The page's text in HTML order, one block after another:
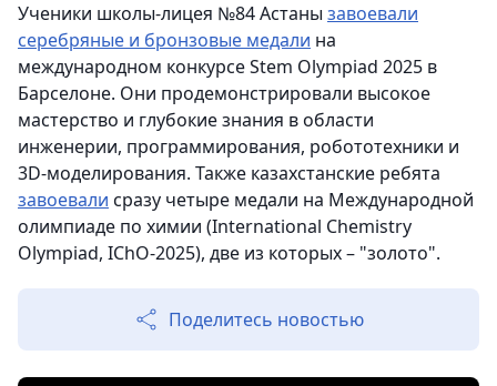
Ученики школы-лицея №84 Астаны завоевали
серебряные и бронзовые медали на
международном конкурсе Stem Olympiad 2025 в
Барселоне. Они продемонстрировали высокое
мастерство и глубокие знания в области
инженерии, программирования, робототехники и
3D-моделирования. Также казахстанские ребята
завоевали сразу четыре медали на Международной
олимпиаде по химии (International Chemistry
Olympiad, IChO-2025), две из которых – "золото".
Поделитесь новостью